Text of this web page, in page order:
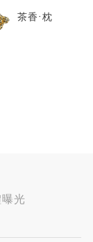
茶香‧枕
光